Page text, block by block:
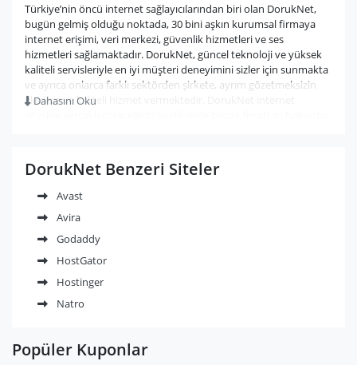
Türkiye’nin öncü internet sağlayıcılarından biri olan DorukNet,
bugün gelmiş olduğu noktada, 30 bini aşkın kurumsal firmaya
internet erişimi, veri merkezi, güvenlik hizmetleri ve ses
hizmetleri sağlamaktadır. DorukNet, güncel teknoloji ve yüksek
kaliteli servisleriyle en iyi müşteri deneyimini sizler için sunmakta
ve ayrıca onlarca farklı sektörden şirkete, ayrım gözetmeksizin
eksiksiz ve kaliteli hizmet vermektedir. DorukNet internet
yararlanabilirsiniz.
Dahasını Oku
DorukNet Benzeri Siteler
Avast
Avira
Godaddy
HostGator
Hostinger
Natro
Popüler Kuponlar